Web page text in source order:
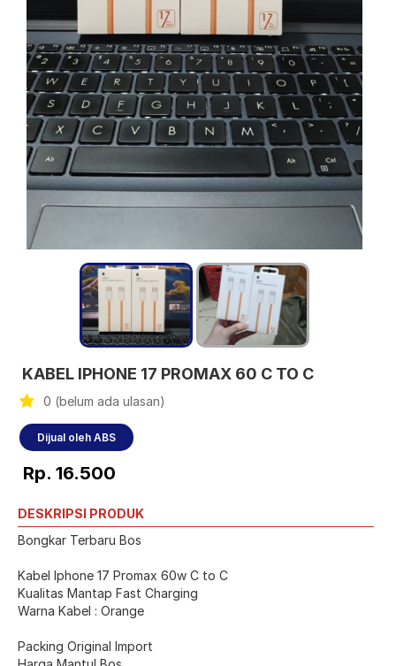
KABEL IPHONE 17 PROMAX 60 C TO C
0 (belum ada ulasan)
Dijual oleh ABS
Rp. 16.500
DESKRIPSI PRODUK
Bongkar Terbaru Bos
Kabel Iphone 17 Promax 60w C to C
Kualitas Mantap Fast Charging
Warna Kabel : Orange
Packing Original Import